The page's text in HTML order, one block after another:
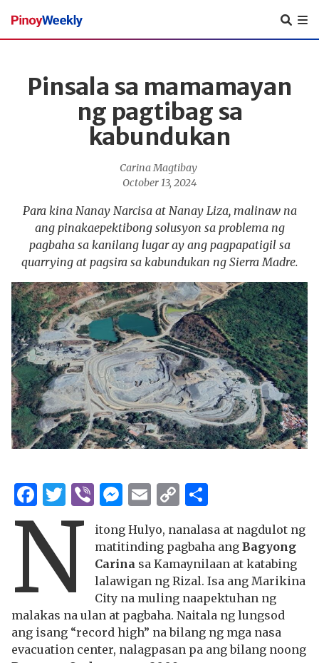
Pinoy
Weekly
Pinsala sa mamamayan
ng pagtibag sa
kabundukan
Carina Magtibay
October 13, 2024
Para kina Nanay Narcisa at Nanay Liza, malinaw na
ang pinakaepektibong solusyon sa problema ng
pagbaha sa kanilang lugar ay ang pagpapatigil sa
quarrying at pagsira sa kabundukan ng Sierra Madre.
Facebook
Twitter
ViberMessenger
Email
Copy
Link
N
itong Hulyo, nanalasa at nagdulot ng
matitinding pagbaha angBagyong
Carina sa Kamaynilaan at katabing
lalawigan ng Rizal. Isa ang Marikina
City na muling naapektuhan ng
malakas na ulan at pagbaha. Naitala ng lungsod
ang isang “record high” na bilang ng mga nasa
evacuation center, nalagpasan pa ang bilang noong